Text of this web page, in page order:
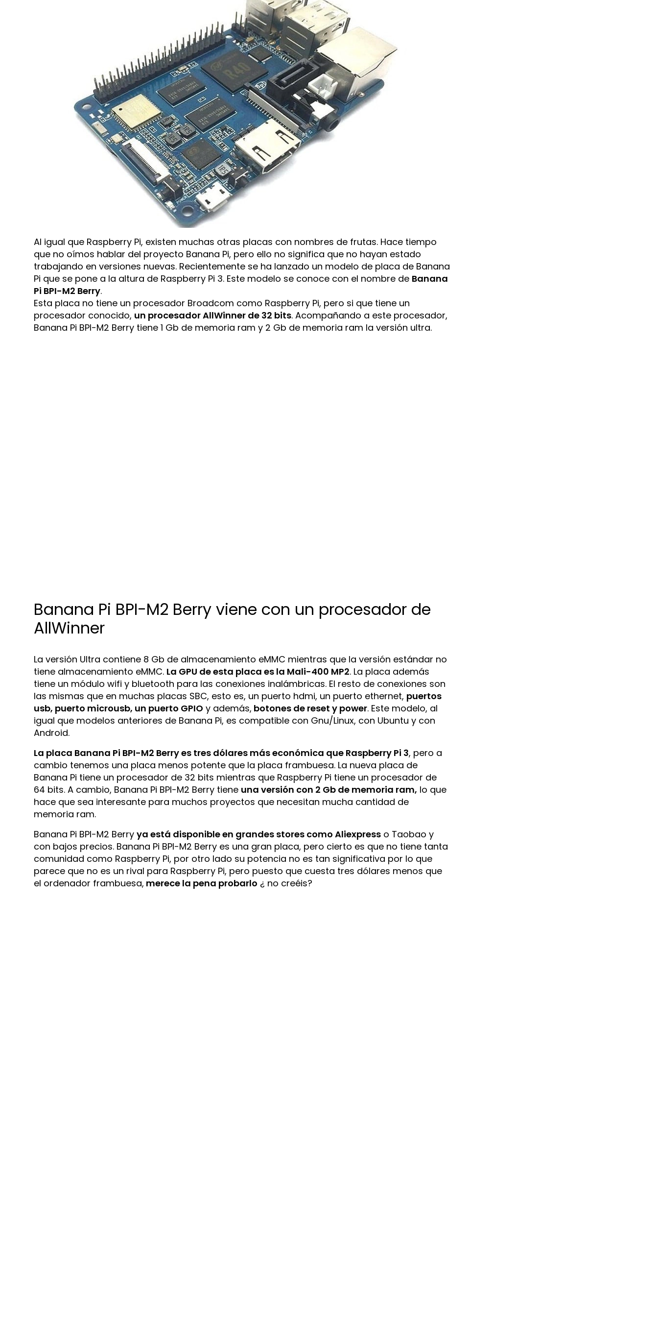
Al igual que Raspberry Pi, existen muchas otras placas con nombres de frutas. Hace tiempo
que no oímos hablar del proyecto Banana Pi, pero ello no significa que no hayan estado
trabajando en versiones nuevas. Recientemente se ha lanzado un modelo de placa de Banana
Pi que se pone a la altura de Raspberry Pi 3. Este modelo se conoce con el nombre de Banana
Pi BPI-M2 Berry.
Esta placa no tiene un procesador Broadcom como Raspberry Pi, pero si que tiene un
procesador conocido, un procesador AllWinner de 32 bits. Acompañando a este procesador,
Banana Pi BPI-M2 Berry tiene 1 Gb de memoria ram y 2 Gb de memoria ram la versión ultra.
Banana Pi BPI-M2 Berry viene con un procesador de
AllWinner
La versión Ultra contiene 8 Gb de almacenamiento eMMC mientras que la versión estándar no
tiene almacenamiento eMMC. La GPU de esta placa es la Mali-400 MP2. La placa además
tiene un módulo wifi y bluetooth para las conexiones inalámbricas. El resto de conexiones son
las mismas que en muchas placas SBC, esto es, un puerto hdmi, un puerto ethernet, puertos
usb, puerto microusb, un puerto GPIO y además, botones de reset y power. Este modelo, al
igual que modelos anteriores de Banana Pi, es compatible con Gnu/Linux, con Ubuntu y con
Android.
La placa Banana Pi BPI-M2 Berry es tres dólares más económica que Raspberry Pi 3, pero a
cambio tenemos una placa menos potente que la placa frambuesa. La nueva placa de
Banana Pi tiene un procesador de 32 bits mientras que Raspberry Pi tiene un procesador de
64 bits. A cambio, Banana Pi BPI-M2 Berry tiene una versión con 2 Gb de memoria ram, lo que
hace que sea interesante para muchos proyectos que necesitan mucha cantidad de
memoria ram.
Banana Pi BPI-M2 Berryya está disponible en grandes stores como Aliexpress o Taobao y
con bajos precios. Banana Pi BPI-M2 Berry es una gran placa, pero cierto es que no tiene tanta
comunidad como Raspberry Pi, por otro lado su potencia no es tan significativa por lo que
parece que no es un rival para Raspberry Pi, pero puesto que cuesta tres dólares menos que
el ordenador frambuesa, merece la pena probarlo ¿ no creéis?